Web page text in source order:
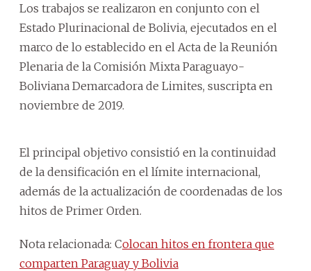
Los trabajos se realizaron en conjunto con el
Estado Plurinacional de Bolivia, ejecutados en el
marco de lo establecido en el Acta de la Reunión
Plenaria de la Comisión Mixta Paraguayo-
Boliviana Demarcadora de Limites, suscripta en
noviembre de 2019.
El principal objetivo consistió en la continuidad
de la densificación en el límite internacional,
además de la actualización de coordenadas de los
hitos de Primer Orden.
Nota relacionada: Colocan hitos en frontera que
comparten Paraguay y Bolivia